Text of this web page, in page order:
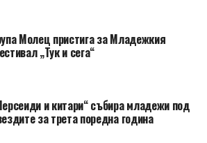
Молец пристига за Младежкия
„Тук и сега“
и китари“ събира младежи под
за трета поредна година